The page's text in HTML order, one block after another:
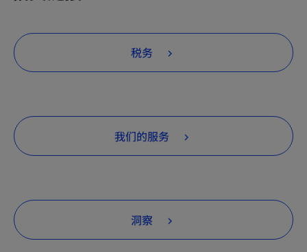
税务
我们的服务
洞察